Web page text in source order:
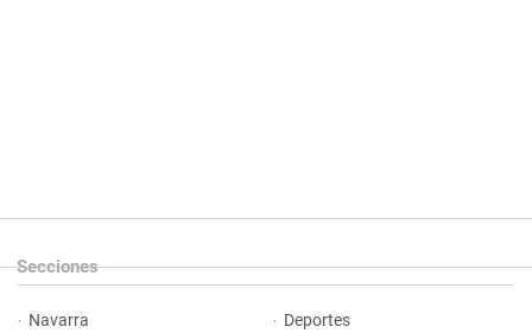
Secciones
Navarra Deportes